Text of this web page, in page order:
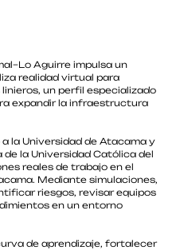
Aguirre impulsa un
realidad virtual para
un perfil especializado
expandir la infraestructura
la Universidad de Atacama y
la Universidad Católica del
reales de trabajo en el
Mediante simulaciones,
riesgos, revisar equipos
en un entorno
de aprendizaje, fortalecer